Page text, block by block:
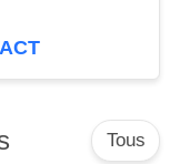
finition
Tous